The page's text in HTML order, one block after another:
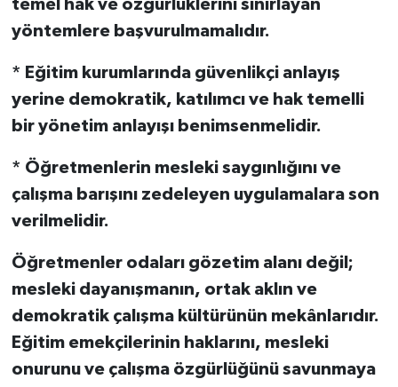
temel hak ve özgürlüklerini sınırlayan
yöntemlere başvurulmamalıdır.
* Eğitim kurumlarında güvenlikçi anlayış
yerine demokratik, katılımcı ve hak temelli
bir yönetim anlayışı benimsenmelidir.
* Öğretmenlerin mesleki saygınlığını ve
çalışma barışını zedeleyen uygulamalara son
verilmelidir.
Öğretmenler odaları gözetim alanı değil;
mesleki dayanışmanın, ortak aklın ve
demokratik çalışma kültürünün mekânlarıdır.
Eğitim emekçilerinin haklarını, mesleki
onurunu ve çalışma özgürlüğünü savunmaya